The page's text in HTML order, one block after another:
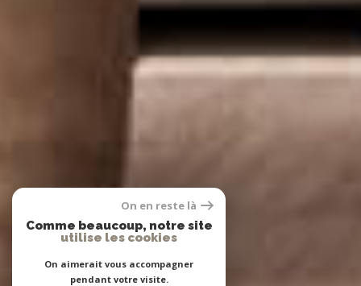
On en reste là
Comme beaucoup, notre site
utilise les cookies
On aimerait vous accompagner
pendant votre visite.